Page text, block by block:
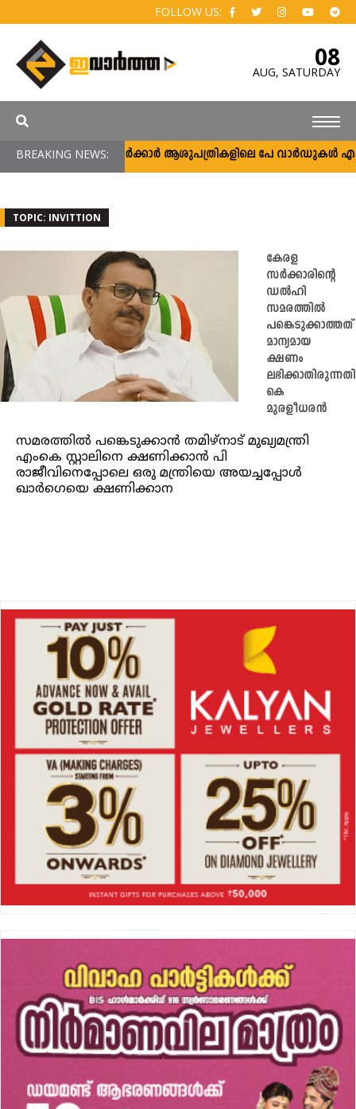
FOLLOW US:
08
AUG, SATURDAY
BREAKING NEWS:സർക്കാർ ആശുപത്രികളിലെ പേ വാർഡുകൾ
TOPIC: INVITTION
കേരള
സർക്കാരിന്റെ
ഡല്‍ഹി
സമരത്തില്‍
പങ്കെടുക്കാത്തത്
മാന്യമായ
ക്ഷണം
കെ
മുരളീധരന്‍
സമരത്തിൽ പങ്കെടുക്കാൻ തമിഴ്‌നാട് മുഖ്യമന്ത്രി
എംകെ സ്റ്റാലിനെ ക്ഷണിക്കാന്‍ പി
രാജീവിനെപ്പോലെ ഒരു മന്ത്രിയെ അയച്ചപ്പോള്‍
ഖാര്‍ഗെയെ ക്ഷണിക്കാന